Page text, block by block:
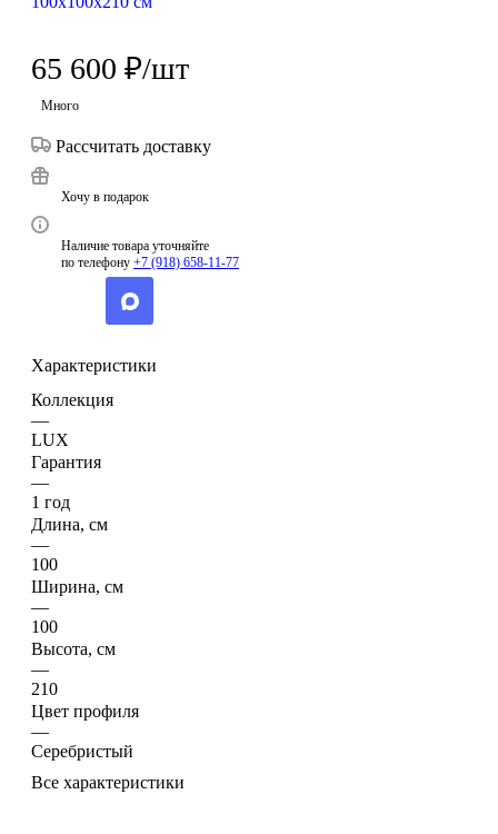
65 600 ₽/шт
Много
Рассчитать доставку
Хочу в подарок
Наличие товара уточняйте
по телефону +7 (918) 658-11-77
Характеристики
Коллекция
—
LUX
Гарантия
—
1 год
Длина, см
—
100
Ширина, см
—
100
Высота, см
—
210
Цвет профиля
—
Серебристый
Все характеристики